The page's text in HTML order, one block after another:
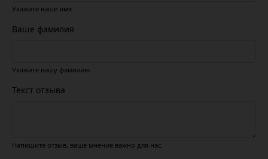
Укажите ваше имя
Ваше фамилия
Укажите вашу фамилию
Текст отзыва
Напишите отзыв, ваше мнение важно для нас.